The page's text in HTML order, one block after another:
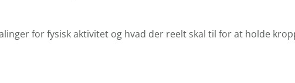
for fysisk aktivitet og hvad der reelt skal til for at holde